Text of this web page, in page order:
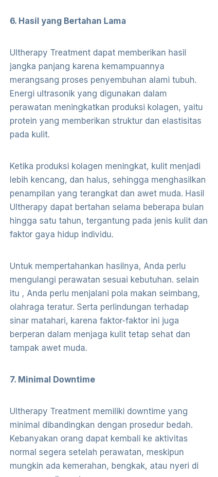
6. Hasil yang Bertahan Lama
Ultherapy Treatment dapat memberikan hasil
jangka panjang karena kemampuannya
merangsang proses penyembuhan alami tubuh.
Energi ultrasonik yang digunakan dalam
perawatan meningkatkan produksi kolagen, yaitu
protein yang memberikan struktur dan elastisitas
pada kulit.
Ketika produksi kolagen meningkat, kulit menjadi
lebih kencang, dan halus, sehingga menghasilkan
penampilan yang terangkat dan awet muda. Hasil
Ultherapy dapat bertahan selama beberapa bulan
hingga satu tahun, tergantung pada jenis kulit dan
faktor gaya hidup individu.
Untuk mempertahankan hasilnya, Anda perlu
mengulangi perawatan sesuai kebutuhan. selain
itu , Anda perlu menjalani pola makan seimbang,
olahraga teratur. Serta perlindungan terhadap
sinar matahari, karena faktor-faktor ini juga
berperan dalam menjaga kulit tetap sehat dan
tampak awet muda.
7. Minimal Downtime
Ultherapy Treatment memiliki downtime yang
minimal dibandingkan dengan prosedur bedah.
Kebanyakan orang dapat kembali ke aktivitas
normal segera setelah perawatan, meskipun
mungkin ada kemerahan, bengkak, atau nyeri di